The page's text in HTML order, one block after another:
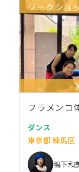
ワークショ
フラメンコ
ダンス
東京都 練馬区
鴨下和